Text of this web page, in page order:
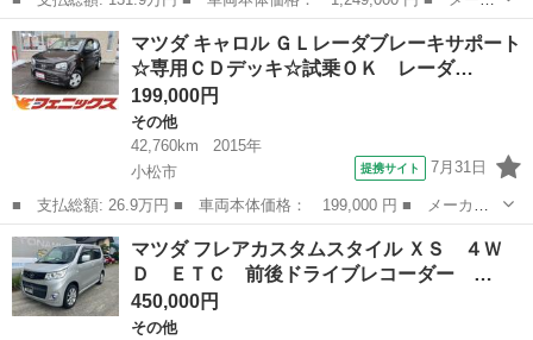
ー名： マツダ ■ 車種名： フレアクロスオーバー ■ グレード
名： ＸＳ☆車検Ｒ９／１０☆走行１．１万キロ☆純正アルミホイー
ル ☆ディ...
石川 小松市 その他
マツダ キャロル ＧＬレーダブレーキサポート
☆専用ＣＤデッキ☆試乗ＯＫ レーダ…
199,000円
その他
42,760km
2015年
小松市
提携サイト 7月31日
■ 支払総額: 26.9万円 ■ 車両本体価格： 199,000 円 ■ メーカー
名： マツダ ■ 車種名： キャロル ■ グレード名： ＧＬレーダ
ブレーキサポート☆専用ＣＤデッキ☆試乗ＯＫ レーダブレーキサポ
ート☆専用Ｃ...
石川 小松市 その他
マツダ フレアカスタムスタイル ＸＳ ４Ｗ
Ｄ ＥＴＣ 前後ドライブレコーダー …
450,000円
その他